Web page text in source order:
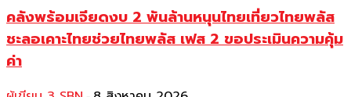
คลังพร้อมเจียดงบ 2 พันล้านหนุนไทยเที่ยวไทยพลัส
ชะลอเคาะไทยช่วยไทยพลัส เฟส 2 ขอประเมินความคุ้ม
ค่า